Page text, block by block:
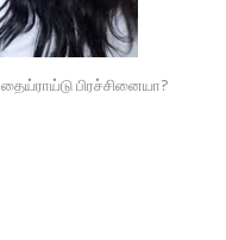
தைய்ராய்டு பிரச்சினையா?